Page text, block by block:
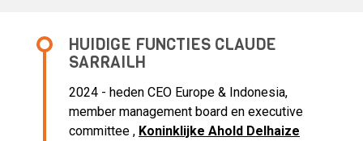
HUIDIGE FUNCTIES CLAUDE
SARRAILH
2024 - heden CEO Europe & Indonesia,
member management board en executive
committee , Koninklijke Ahold Delhaize